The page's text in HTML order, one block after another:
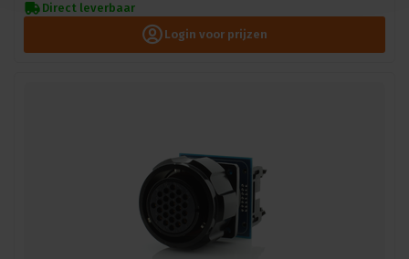
Direct leverbaar
Login voor prijzen